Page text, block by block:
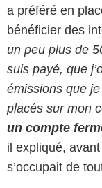
a préféré en
bénéficier des
un peu plus de
suis payé, que
émissions que
placés sur mon
un compte
il expliqué,
s’occupait de